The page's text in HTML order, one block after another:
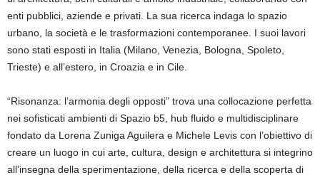
enti pubblici, aziende e privati. La sua ricerca indaga lo spazio
urbano, la società e le trasformazioni contemporanee. I suoi lavori
sono stati esposti in Italia (Milano, Venezia, Bologna, Spoleto,
Trieste) e all’estero, in Croazia e in Cile.
“Risonanza: l’armonia degli opposti” trova una collocazione perfetta
nei sofisticati ambienti di Spazio b5, hub fluido e multidisciplinare
fondato da Lorena Zuniga Aguilera e Michele Levis con l’obiettivo di
creare un luogo in cui arte, cultura, design e architettura si integrino
all’insegna della sperimentazione, della ricerca e della scoperta di